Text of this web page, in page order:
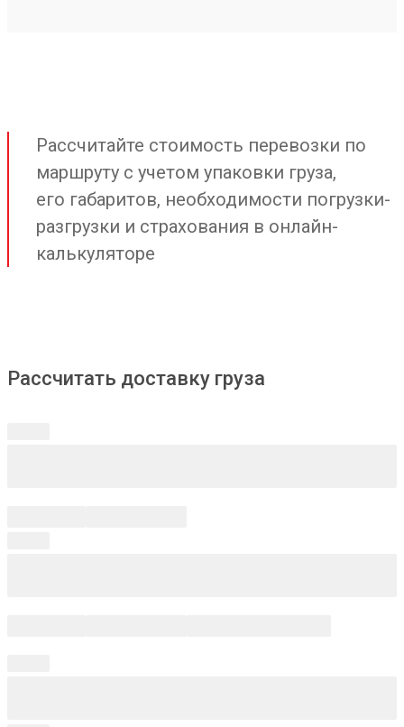
Рассчитайте стоимость перевозки по
маршруту с учетом упаковки груза,
его габаритов, необходимости погрузки-
разгрузки и страхования в онлайн-
калькуляторе
Рассчитать доставку груза